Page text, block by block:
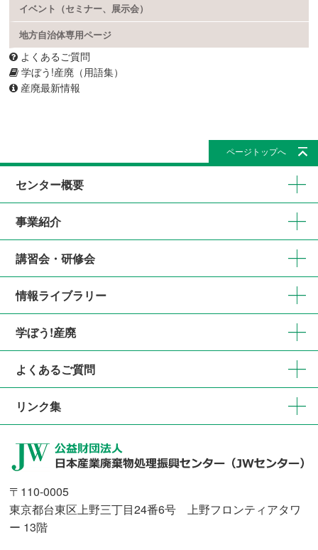
イベント（セミナー、展示会）
地方自治体専用ページ
よくあるご質問
学ぼう!産廃（用語集）
産廃最新情報
ページトップへ
センター概要
事業紹介
講習会・研修会
情報ライブラリー
学ぼう!産廃
よくあるご質問
リンク集
〒110-0005
東京都台東区上野三丁目24番6号 上野フロンティアタワ
ー 13階